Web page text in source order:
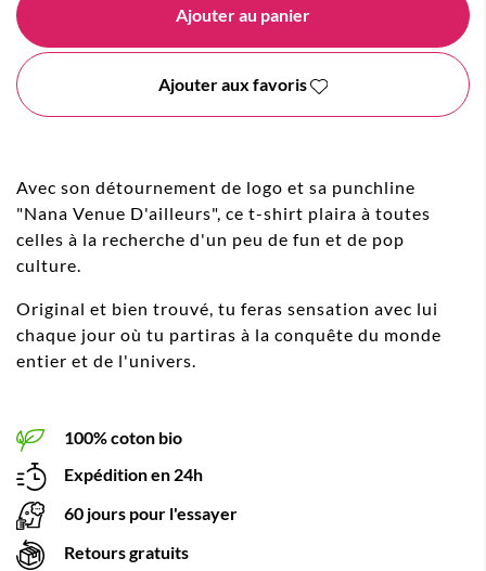
Ajouter au panier
Ajouter aux favoris
Avec son détournement de logo et sa punchline
"Nana Venue D'ailleurs", ce t-shirt plaira à toutes
celles à la recherche d'un peu de fun et de pop
culture.
Original et bien trouvé, tu feras sensation avec lui
chaque jour où tu partiras à la conquête du monde
entier et de l'univers.
100% coton bio
Expédition en 24h
60 jours pour l'essayer
Retours gratuits